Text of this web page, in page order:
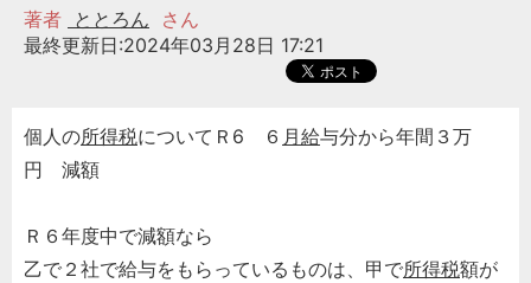
著者 ととろん
さん
最終更新日:2024年03月28日 17:21
個人の所得税についてＲ6 ６ 月給与分から年間３万
円 減額
Ｒ６年度中で減額なら
乙で２社で給与をもらっているものは、甲で所得税額が